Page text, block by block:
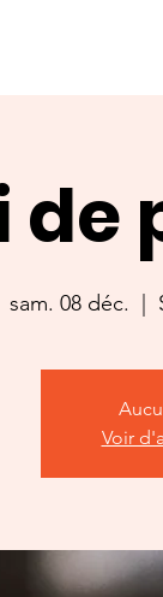
de
sam. 08 déc.
  |
Voir